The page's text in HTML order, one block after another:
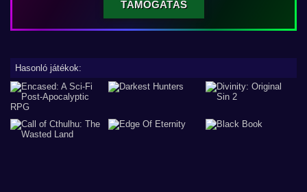
TÁMOGATÁS
Hasonló játékok: